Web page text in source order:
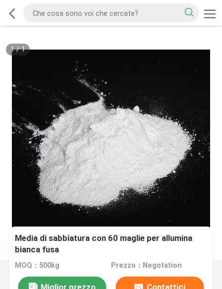
1/1
Media di sabbiatura con 60 maglie per allumina
bianca fusa
MOQ：500kg Prezzo：Negotation
Miglior prezzo Contattici